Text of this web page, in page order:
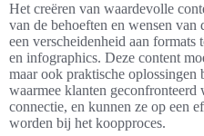
Het creëren van waardevolle
van de behoeften en wensen
een verscheidenheid aan formats
en infographics. Deze content
maar ook praktische oplossingen
waarmee klanten geconfronteerd
connectie, en kunnen ze op een
worden bij het koopproces.